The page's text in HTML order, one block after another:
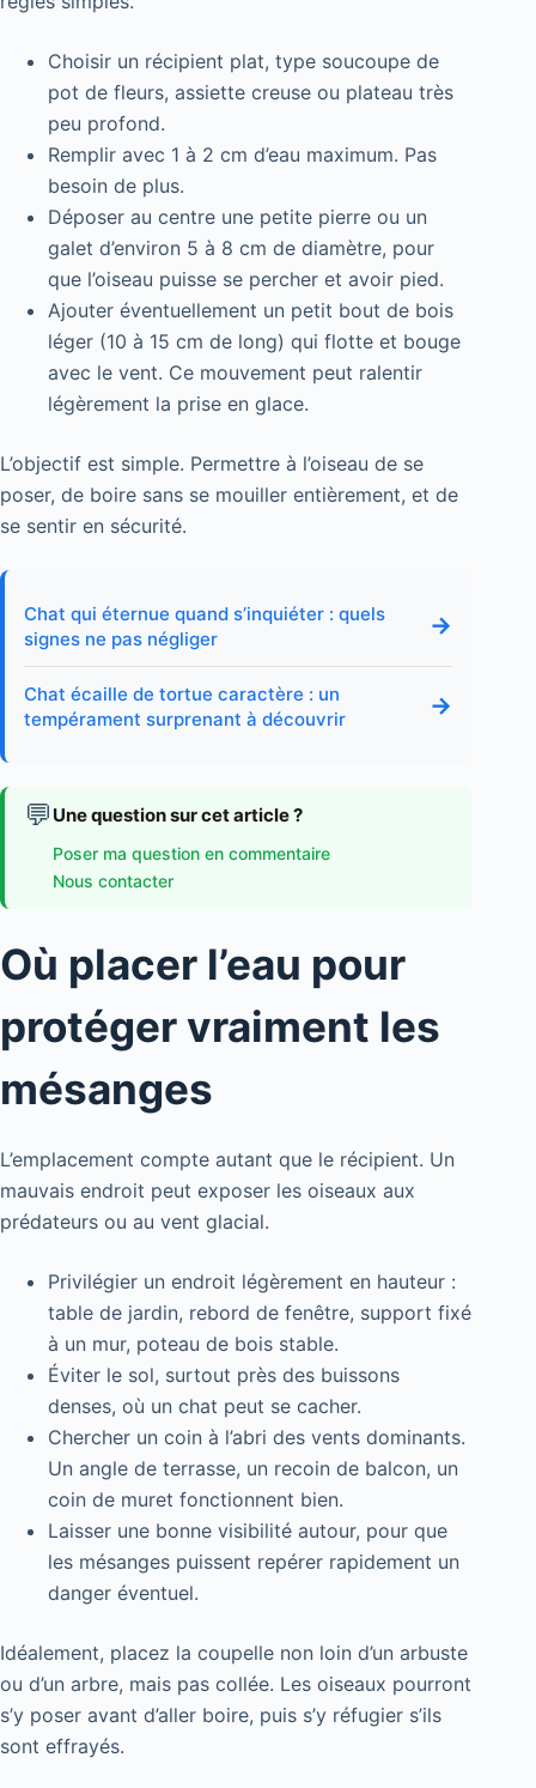
Choisir un récipient plat, type soucoupe de
pot de fleurs, assiette creuse ou plateau très
peu profond.
Remplir avec 1 à 2 cm d’eau maximum. Pas
besoin de plus.
Déposer au centre une petite pierre ou un
galet d’environ 5 à 8 cm de diamètre, pour
que l’oiseau puisse se percher et avoir pied.
Ajouter éventuellement un petit bout de bois
léger (10 à 15 cm de long) qui flotte et bouge
avec le vent. Ce mouvement peut ralentir
légèrement la prise en glace.
L’objectif est simple. Permettre à l’oiseau de se
poser, de boire sans se mouiller entièrement, et de
se sentir en sécurité.
Chat qui éternue quand s’inquiéter : quels
signes ne pas négliger
→
Chat écaille de tortue caractère : un
tempérament surprenant à découvrir
→
💬 Une question sur cet article ?
Poser ma question en commentaire
Nous contacter
Où placer l’eau pour
protéger vraiment les
mésanges
L’emplacement compte autant que le récipient. Un
mauvais endroit peut exposer les oiseaux aux
prédateurs ou au vent glacial.
Privilégier un endroit légèrement en hauteur :
table de jardin, rebord de fenêtre, support fixé
à un mur, poteau de bois stable.
Éviter le sol, surtout près des buissons
denses, où un chat peut se cacher.
Chercher un coin à l’abri des vents dominants.
Un angle de terrasse, un recoin de balcon, un
coin de muret fonctionnent bien.
Laisser une bonne visibilité autour, pour que
les mésanges puissent repérer rapidement un
danger éventuel.
Idéalement, placez la coupelle non loin d’un arbuste
ou d’un arbre, mais pas collée. Les oiseaux pourront
s’y poser avant d’aller boire, puis s’y réfugier s’ils
sont effrayés.